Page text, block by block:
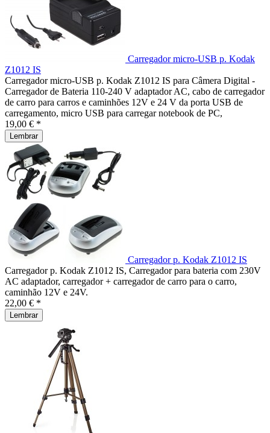
Carregador micro-USB p. Kodak
Z1012 IS
Carregador micro-USB p. Kodak Z1012 IS para Câmera Digital -
Carregador de Bateria 110-240 V adaptador AC, cabo de carregador
de carro para carros e caminhões 12V e 24 V da porta USB de
carregamento, micro USB para carregar notebook de PC,
19,00 € *
Lembrar
Carregador p. Kodak Z1012 IS
Carregador p. Kodak Z1012 IS, Carregador para bateria com 230V
AC adaptador, carregador + carregador de carro para o carro,
caminhão 12V e 24V.
22,00 € *
Lembrar